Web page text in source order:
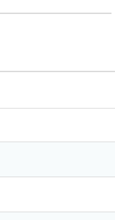
リンク